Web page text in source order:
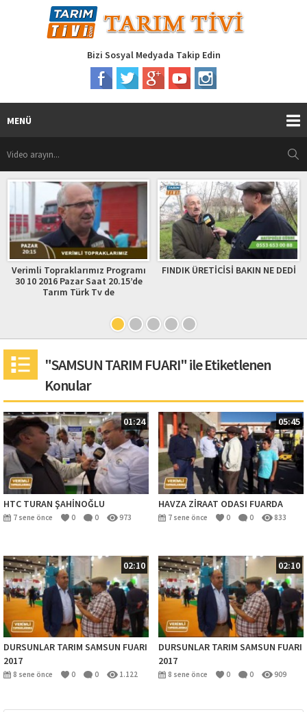
Bizi Sosyal Medyada Takip Edin
MENÜ
Verimli Topraklarımız Programı
30 10 2016 Pazar Saat 20.15’de
Tarım Türk Tv de
FINDIK ÜRETİCİSİ BAKIN NE DEDİ
"SAMSUN TARIM FUARI" ile Etiketlenen
Konular
01:24
HTC TURAN ŞAHİNOĞLU
7 sene önce 0 0 973
05:45
HAVZA ZİRAAT ODASI FUARDA
7 sene önce 0 0 833
02:10
DURSUNLAR TARIM SAMSUN FUARI
2017
8 sene önce 0 0 1.122
02:10
DURSUNLAR TARIM SAMSUN FUARI
2017
8 sene önce 0 0 909